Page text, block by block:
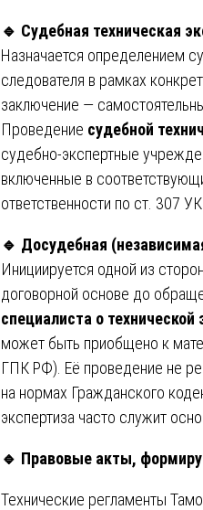
🔹 Судебная техническая
Назначается определением
следователя в рамках
заключение —
Проведение судебной
судебно-экспертные
включенные в
ответственности по ст. 307
🔹 Досудебная
Инициируется одной из
договорной основе до
специалиста о
может быть приобщено к
ГПК РФ). Её проведение не
на нормах Гражданского
экспертиза часто служит
🔹 Правовые акты,
Технические регламенты